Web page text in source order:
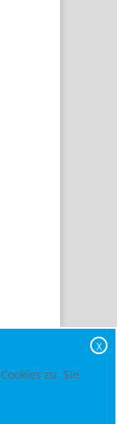
X
zu. Sie